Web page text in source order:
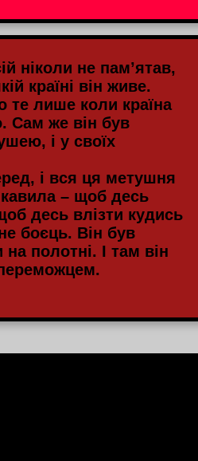
ніколи не пам’ятав,
країні він живе.
те лише коли країна
Сам же він був
і у своїх
і вся ця метушня
– щоб десь
десь влізти кудись
боєць. Він був
на полотні. І там він